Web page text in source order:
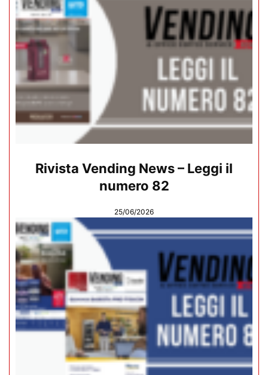
Rivista Vending News – Leggi il
numero 82
25/06/2026